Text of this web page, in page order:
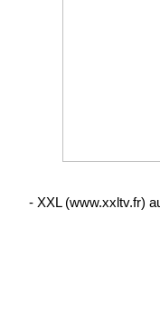
- XXL (www.xxltv.fr)